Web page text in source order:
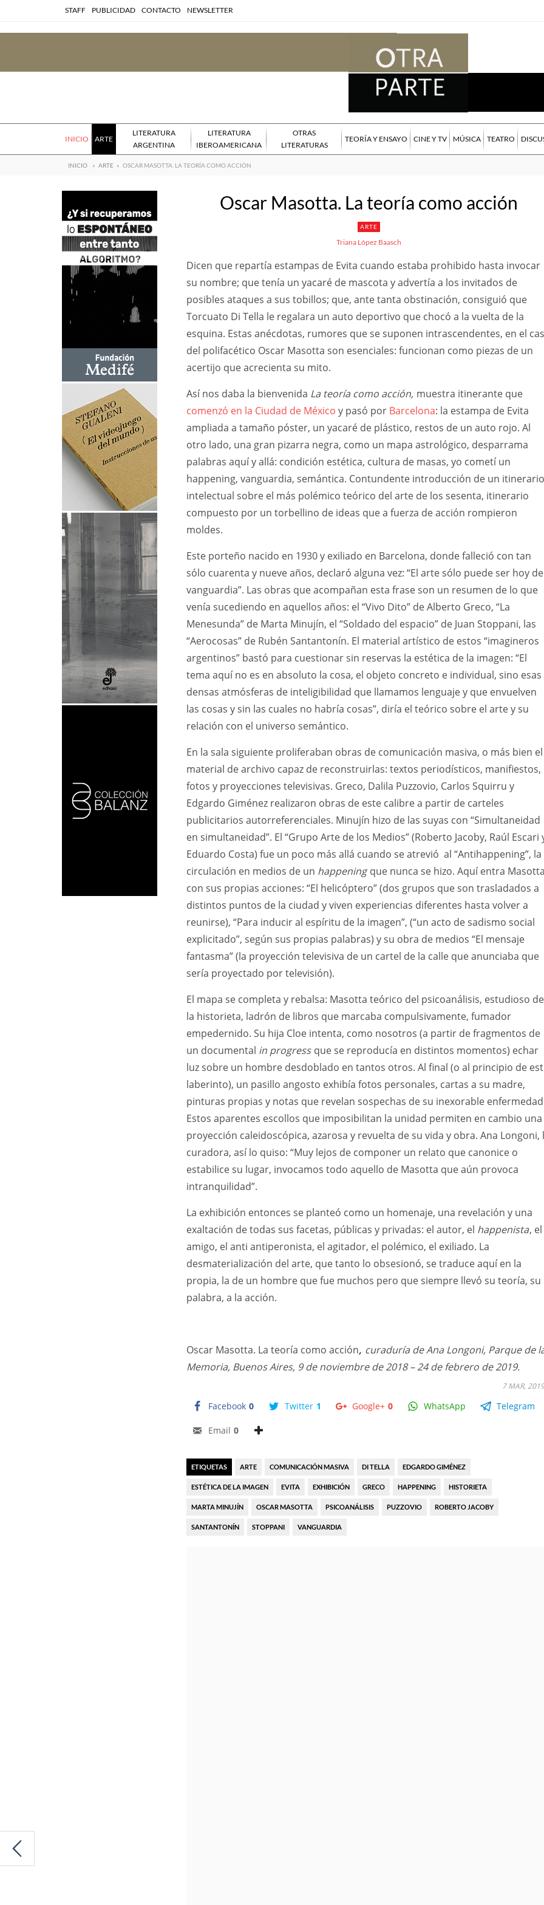
STAFF PUBLICIDAD CONTACTO NEWSLETTER
INICIO ARTE
LITERATURA
ARGENTINA
LITERATURA
IBEROAMERICANA
OTRAS
LITERATURAS
TEORÍA Y ENSAYO CINE Y TV MÚSICA TEATRO
INICIO » ARTE » OSCAR MASOTTA. LA TEORÍA COMO ACCIÓN
Oscar Masotta. La teoría como acción
ARTE
Triana López Baasch
Dicen que repartía estampas de Evita cuando estaba prohibido hasta invocar
su nombre; que tenía un yacaré de mascota y advertía a los invitados de
posibles ataques a sus tobillos; que, ante tanta obstinación, consiguió que
Torcuato Di Tella le regalara un auto deportivo que chocó a la vuelta de la
esquina. Estas anécdotas, rumores que se suponen intrascendentes, en el
del polifacético Oscar Masotta son esenciales: funcionan como piezas de un
acertijo que acrecienta su mito.
Así nos daba la bienvenida La teoría como acción, muestra itinerante que
comenzó en la Ciudad de México y pasó por Barcelona: la estampa de Evita
ampliada a tamaño póster, un yacaré de plástico, restos de un auto rojo. Al
otro lado, una gran pizarra negra, como un mapa astrológico, desparrama
palabras aquí y allá: condición estética, cultura de masas, yo cometí un
happening, vanguardia, semántica. Contundente introducción de un itinerario
intelectual sobre el más polémico teórico del arte de los sesenta, itinerario
compuesto por un torbellino de ideas que a fuerza de acción rompieron
moldes.
Este porteño nacido en 1930 y exiliado en Barcelona, donde falleció con tan
sólo cuarenta y nueve años, declaró alguna vez: “El arte sólo puede ser hoy de
vanguardia”. Las obras que acompañan esta frase son un resumen de lo que
venía sucediendo en aquellos años: el “Vivo Dito” de Alberto Greco, “La
Menesunda” de Marta Minujín, el “Soldado del espacio” de Juan Stoppani, las
“Aerocosas” de Rubén Santantonín. El material artístico de estos “imagineros
argentinos” bastó para cuestionar sin reservas la estética de la imagen: “El
tema aquí no es en absoluto la cosa, el objeto concreto e individual, sino esas
densas atmósferas de inteligibilidad que llamamos lenguaje y que envuelven
las cosas y sin las cuales no habría cosas”, diría el teórico sobre el arte y su
relación con el universo semántico.
En la sala siguiente proliferaban obras de comunicación masiva, o más bien el
material de archivo capaz de reconstruirlas: textos periodísticos, manifiestos,
fotos y proyecciones televisivas. Greco, Dalila Puzzovio, Carlos Squirru y
Edgardo Giménez realizaron obras de este calibre a partir de carteles
publicitarios autorreferenciales. Minujín hizo de las suyas con “Simultaneidad
en simultaneidad”. El “Grupo Arte de los Medios” (Roberto Jacoby, Raúl Escari
Eduardo Costa) fue un poco más allá cuando se atrevió al “Antihappening”, la
circulación en medios de un happeningque nunca se hizo. Aquí entra Masotta
con sus propias acciones: “El helicóptero” (dos grupos que son trasladados a
distintos puntos de la ciudad y viven experiencias diferentes hasta volver a
reunirse), “Para inducir al espíritu de la imagen”, (“un acto de sadismo social
explicitado”, según sus propias palabras) y su obra de medios “El mensaje
fantasma” (la proyección televisiva de un cartel de la calle que anunciaba que
sería proyectado por televisión).
El mapa se completa y rebalsa: Masotta teórico del psicoanálisis, estudioso de
la historieta, ladrón de libros que marcaba compulsivamente, fumador
empedernido. Su hija Cloe intenta, como nosotros (a partir de fragmentos de
un documental in progress que se reproducía en distintos momentos) echar
luz sobre un hombre desdoblado en tantos otros. Al final (o al principio de
laberinto), un pasillo angosto exhibía fotos personales, cartas a su madre,
pinturas propias y notas que revelan sospechas de su inexorable
Estos aparentes escollos que imposibilitan la unidad permiten en cambio una
proyección caleidoscópica, azarosa y revuelta de su vida y obra. Ana Longoni,
curadora, así lo quiso: “Muy lejos de componer un relato que canonice o
estabilice su lugar, invocamos todo aquello de Masotta que aún provoca
intranquilidad”.
La exhibición entonces se planteó como un homenaje, una revelación y una
exaltación de todas sus facetas, públicas y privadas: el autor, el happenista, el
amigo, el anti antiperonista, el agitador, el polémico, el exiliado. La
desmaterialización del arte, que tanto lo obsesionó, se traduce aquí en la
propia, la de un hombre que fue muchos pero que siempre llevó su teoría, su
palabra, a la acción.
Oscar Masotta. La teoría como acción, curaduría de Ana Longoni, Parque de
Memoria, Buenos Aires, 9 de noviembre de 2018 – 24 de febrero de 2019.
Facebook 0 Twitter 1 Google+ 0 WhatsApp Telegram
Email 0
7 MAR, 2019
ETIQUETAS ARTE COMUNICACIÓN MASIVA DI TELLA EDGARDO GIMÉNEZ
ESTÉTICA DE LA IMAGEN EVITA EXHIBICIÓN GRECO HAPPENING HISTORIETA
MARTA MINUJÍN OSCAR MASOTTA PSICOANÁLISIS PUZZOVIO ROBERTO JACOBY
SANTANTONÍN STOPPANI VANGUARDIA